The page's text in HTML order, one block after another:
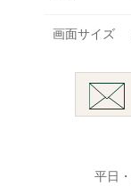
画面サイズ
平日